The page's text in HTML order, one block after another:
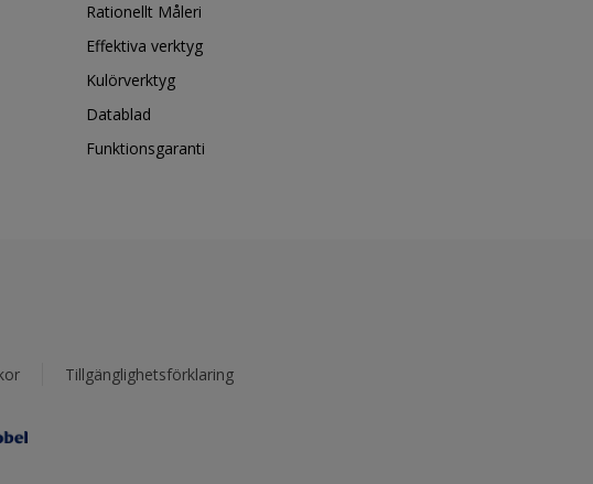
Rationellt Måleri
Effektiva verktyg
Kulörverktyg
Datablad
Funktionsgaranti
Tillgänglighetsförklaring